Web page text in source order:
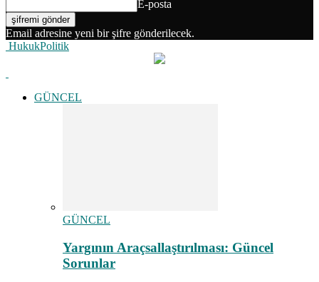
E-posta
Email adresine yeni bir şifre gönderilecek.
HukukPolitik
GÜNCEL
GÜNCEL
Yargının Araçsallaştırılması: Güncel
Sorunlar